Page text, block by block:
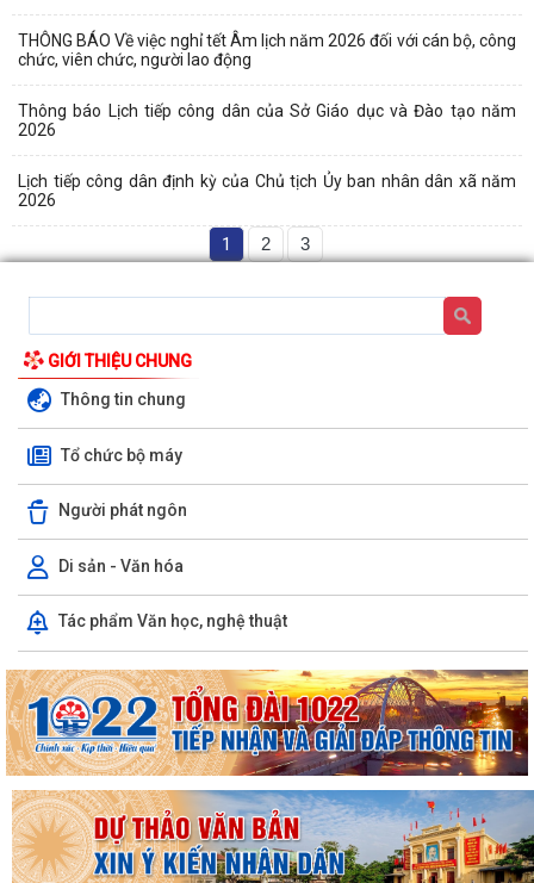
THÔNG BÁO Về việc nghỉ tết Âm lịch năm 2026 đối với cán bộ, công
chức, viên chức, người lao động
Thông báo Lịch tiếp công dân của Sở Giáo dục và Đào tạo năm
2026
Lịch tiếp công dân định kỳ của Chủ tịch Ủy ban nhân dân xã năm
2026
1 2 3
GIỚI THIỆU CHUNG
Thông tin chung
Tổ chức bộ máy
Người phát ngôn
Di sản - Văn hóa
Tác phẩm Văn học, nghệ thuật
Báo cáo công tác cải cách hành chính tháng 7 năm 2026, nhiệm vụ
trọng tâm tháng 8 năm 2026
KIỂM TRA TIỀN SỬ VÀ TIÊM CHỦNG BÙ LIỀU CHO TRẺ NHẬP HỌC TẠI
CÁC CƠ SỞ GIÁO DỤC MẦM NON, TIỂU HỌC...
LUẬT TRÍ TUỆ NHÂN TẠO
TĂNG CƯỜNG CÔNG TÁC PHÒNG, CHỐNG THIÊN TAI TRONG MÙA
“Ngày hội toàn dân bảo vệ an ninh Tổ quốc” năm 2026 trên địa bàn xã
An Quang
ĐỒNG QUẢN TRỊ NGÂN HÀNG CHÍNH SÁCH XÃ HỘI
"SMART HẢI PHÒNG - CÔNG DÂN THÔNG MINH, THÀNH PHỐ MẠNH